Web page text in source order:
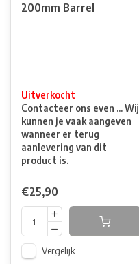
200mm Barrel
Uitverkocht
Contacteer ons even ... Wij
kunnen je vaak aangeven
wanneer er terug
aanlevering van dit
product is.
€25,90
Vergelijk